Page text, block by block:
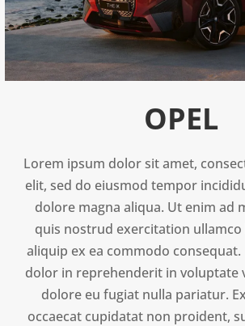
OPEL
Lorem ipsum dolor sit amet,
elit, sed do eiusmod tempor
dolore magna aliqua. Ut enim ad
quis nostrud exercitation
aliquip ex ea commodo
dolor in reprehenderit in voluptate
dolore eu fugiat nulla pariatur.
occaecat cupidatat non proident,